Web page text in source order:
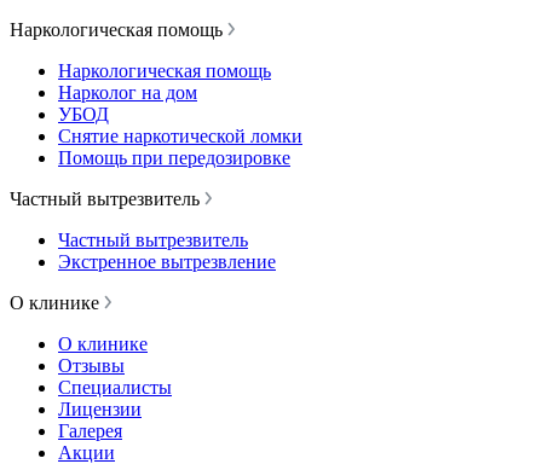
Наркологическая помощь
Наркологическая помощь
Нарколог на дом
УБОД
Снятие наркотической ломки
Помощь при передозировке
Частный вытрезвитель
Частный вытрезвитель
Экстренное вытрезвление
О клинике
О клинике
Отзывы
Специалисты
Лицензии
Галерея
Акции